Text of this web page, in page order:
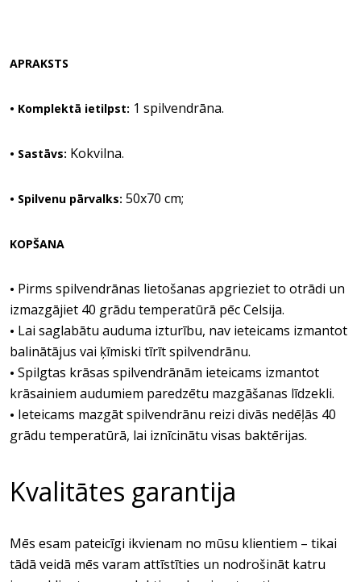
APRAKSTS
• Komplektā ietilpst: 1 spilvendrāna.
• Sastāvs: Kokvilna.
• Spilvenu pārvalks: 50x70 cm;
KOPŠANA
• Pirms spilvendrānas lietošanas apgrieziet to otrādi un
izmazgājiet 40 grādu temperatūrā pēc Celsija.
• Lai saglabātu auduma izturību, nav ieteicams izmantot
balinātājus vai ķīmiski tīrīt spilvendrānu.
• Spilgtas krāsas spilvendrānām ieteicams izmantot
krāsainiem audumiem paredzētu mazgāšanas līdzekli.
• Ieteicams mazgāt spilvendrānu reizi divās nedēļās 40
grādu temperatūrā, lai iznīcinātu visas baktērijas.
Kvalitātes garantija
Mēs esam pateicīgi ikvienam no mūsu klientiem – tikai
tādā veidā mēs varam attīstīties un nodrošināt katru